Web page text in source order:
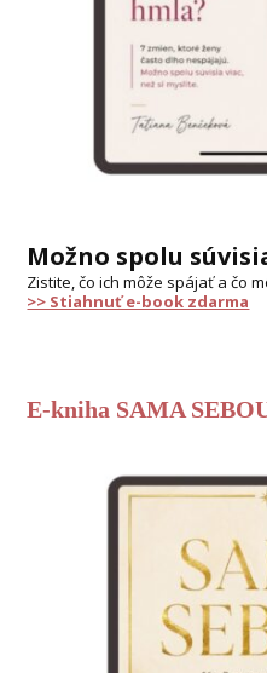
Možno spolu
Zistite, čo ich môže spájať a čo
>> Stiahnuť e-book zdarma
E-kniha SAMA